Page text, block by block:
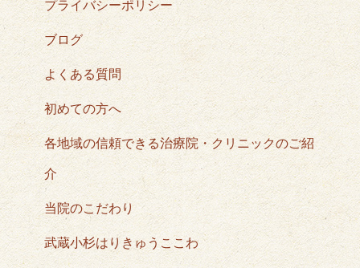
プライバシーポリシー
ブログ
よくある質問
初めての方へ
各地域の信頼できる治療院・クリニックのご紹
介
当院のこだわり
武蔵小杉はりきゅうここわ